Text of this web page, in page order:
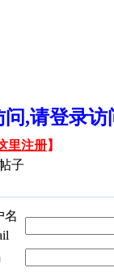
问,请登录
里注册】
子
名